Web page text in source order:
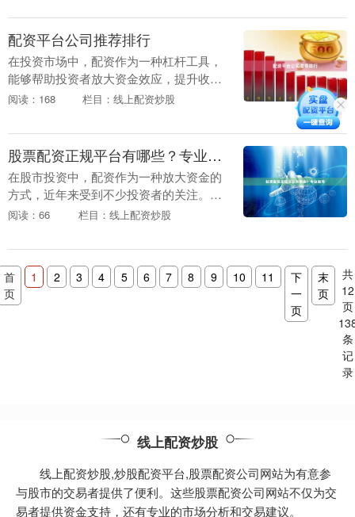
规、安全、可靠的平....
配资平台公司推荐排行
在投资市场中，配资作为一种杠杆工具，
能够帮助投资者放大资金效应，提升收益
潜力。然而，面对市场上众多的配资平
的平台，成为许多投....
阅读：168 栏目：线上配资炒股
股票配资正规平台有哪些？专业推荐
在股市投资中，配资作为一种放大资金的
方式，近年来受到不少投资者的关注。然
而线上配资炒股，市场上配资平台鱼龙混
者最关心的问题。....
阅读：66 栏目：线上配资炒股
首
页
1 2 3 4 5 6 7 8 9 10 11
下
一
页
末
页
共
12
页
条
记
录
线上配资炒股
线上配资炒股,炒股配资平台,股票配资公司网站为有意参
与股市的交易者提供了便利。这些股票配资公司网站不仅为交
易者提供资金支持，还有专业的市场分析和交易建议。